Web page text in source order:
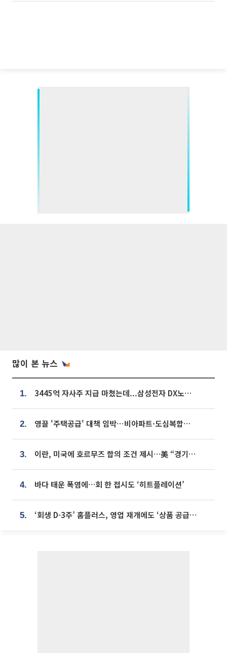
많이 본 뉴스
1. 3445억 자사주 지급 마쳤는데...삼성전자 DX노조, 뒤늦은 '떼쓰기 집회'
2. 영끌 '주택공급' 대책 임박⋯비아파트·도심복합까지 총동원
3. 이란, 미국에 호르무즈 합의 조건 제시…美 “경기 아직 안 끝나” [종합]
4. 바다 태운 폭염에…회 한 접시도 ‘히트플레이션’
5. ‘회생 D-3주’ 홈플러스, 영업 재개에도 ‘상품 공급망’ 복구가 생존 관건